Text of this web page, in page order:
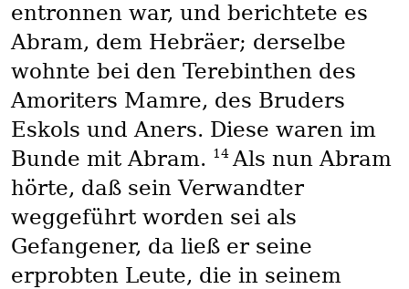
entronnen war, und berichtete es
Abram, dem Hebräer; derselbe
wohnte bei den Terebinthen des
Amoriters Mamre, des Bruders
Eskols und Aners. Diese waren im
Bunde mit Abram. 14 Als nun Abram
hörte, daß sein Verwandter
weggeführt worden sei als
Gefangener, da ließ er seine
erprobten Leute, die in seinem